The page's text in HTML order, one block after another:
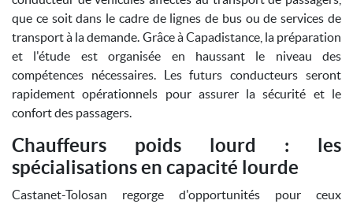
que ce soit dans le cadre de lignes de bus ou de services de
transport à la demande. Grâce à Capadistance, la préparation
et l'étude est organisée en haussant le niveau des
compétences nécessaires. Les futurs conducteurs seront
rapidement opérationnels pour assurer la sécurité et le
confort des passagers.
Chauffeurs poids lourd : les
spécialisations en capacité lourde
Castanet-Tolosan regorge d'opportunités pour ceux